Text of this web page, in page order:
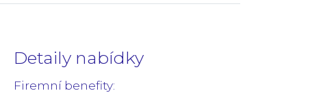
Detaily nabídky
Firemní benefity: